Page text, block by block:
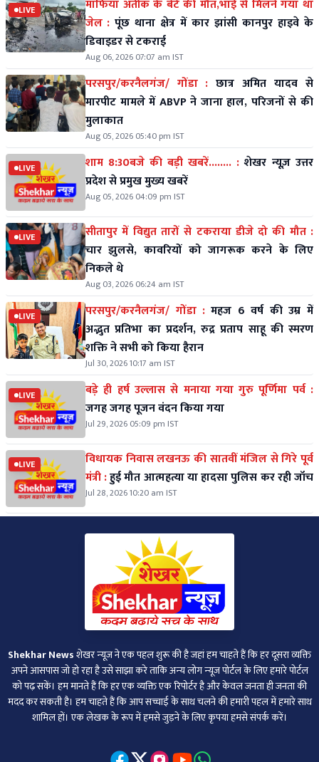
LIVE
माफिया अतीक के बेटे की मौत,भाई से मिलने गया था
जेल : पूंछ थाना क्षेत्र में कार झांसी कानपुर हाइवे के
डिवाइडर से टकराई
Aug 06, 2026 07:07 am IST
परसपुर/करनैलगंज/ गोंडा : छात्र अमित यादव से
मारपीट मामले में ABVP ने जाना हाल, परिजनों से की
मुलाकात
Aug 05, 2026 05:40 pm IST
LIVE शाम 8:30बजे की बड़ी खबरें........ : शेखर न्यूज़ उत्तर
प्रदेश से प्रमुख मुख्य खबरें
Aug 05, 2026 04:09 pm IST
LIVE
सीतापुर में विद्युत तारों से टकराया डीजे दो की मौत :
चार झुलसे, कावरियों को जागरूक करने के लिए
निकले थे
Aug 03, 2026 06:24 am IST
LIVE परसपुर/करनैलगंज/ गोंडा : महज 6 वर्ष की उम्र में
अद्भुत प्रतिभा का प्रदर्शन, रुद्र प्रताप साहू की स्मरण
शक्ति ने सभी को किया हैरान
Jul 30, 2026 10:17 am IST
LIVE
बड़े ही हर्ष उल्लास से मनाया गया गुरु पूर्णिमा पर्व :
जगह जगह पूजन वंदन किया गया
Jul 29, 2026 05:09 pm IST
LIVE
विधायक निवास लखनऊ की सातवीं मंजिल से गिरे पूर्व
मंत्री :हुई मौत आत्महत्या या हादसा पुलिस कर रही जॉच
Jul 28, 2026 10:20 am IST
Shekhar Newsशेखर न्‍यूज ने एक पहल शुरू की है जहां हम चाहते हैं कि हर दूसरा व्‍यक्ति
अपने आसपास जो हो रहा है उसे साझा करे ताकि अन्‍य लोग न्‍यूज पोर्टल के लिए हमारे पोर्टल
को पढ़ सकें। हम मानते हैं कि हर एक व्यक्ति एक रिपोर्टर है और केवल जनता ही जनता की
मदद कर सकती है। हम चाहते हैं कि आप सच्चाई के साथ चलने की हमारी पहल में हमारे साथ
शामिल हों। एक लेखक के रूप में हमसे जुड़ने के लिए कृपया हमसे संपर्क करें।